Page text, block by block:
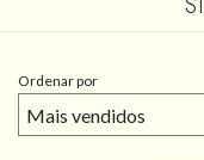
Ordenar por